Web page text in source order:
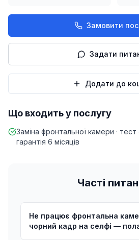
Замовити
Задати
Додати до
Що входить у послугу
Заміна фронтальної камери · тест
гарантія 6 місяців
Часті
Не працює фронтальна
чорний кадр на селфі —